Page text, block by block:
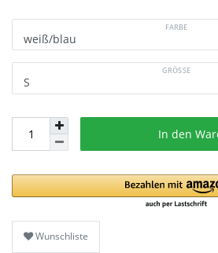
FARBE
GRÖSSE
In den
Wunschliste